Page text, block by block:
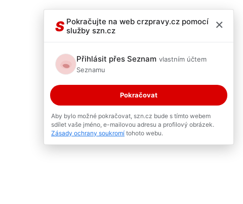
S Pokračujte na web crzpravy.cz pomocí
služby szn.cz
×
Přihlásit přes Seznam vlastním účtem
Seznamu
Pokračovat
Aby bylo možné pokračovat, szn.cz bude s tímto webem
sdílet vaše jméno, e-mailovou adresu a profilový obrázek.
Zásady ochrany soukromí tohoto webu.